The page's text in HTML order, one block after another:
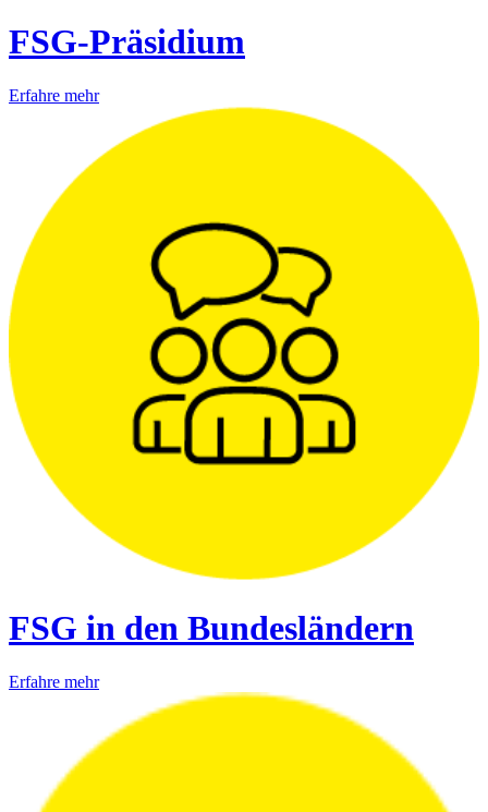
FSG-Präsidium
Erfahre mehr
FSG in den Bundesländern
Erfahre mehr